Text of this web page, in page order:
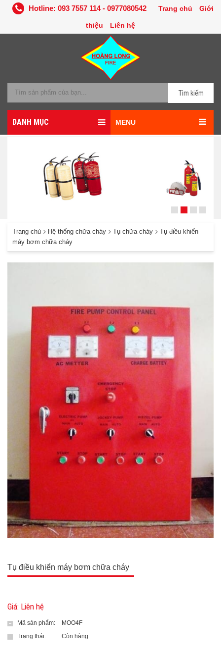
Hotline: 093 7557 114 - 0977080542 Trang chủ Giới
thiệu Liên hệ
Tìm kiếm
DANH MỤC MENU
Trang chủ Hệ thống chữa cháy Tụ chữa cháy
Tụ điều khiển
máy bơm chữa cháy
Tụ điều khiển máy bơm chữa cháy
Giá: Liên hệ
Mã sản phẩm:
MOO4F
Trạng thái:
Còn hàng